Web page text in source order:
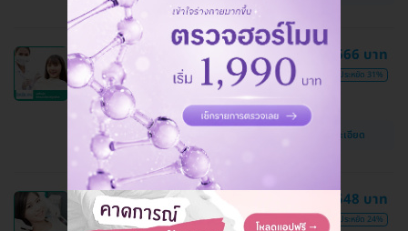
ขูดหินปูน พร้อมเคลือบฟลูออไรด์
Dentajoy
วัฒนา , คันนายาว , บางนา , บางกอกน้อย , หลักสี่ ,
ประเวศ
BTS ทองหล่อ , MRT วงแหวนตะวันออก , MRT
1,666 บาท
2,400 บาท ประหยัด 31%
ดูรายละเอียด
ขูดหินปูน พร้อมขัดฟันด้วยเครื่อง
Airflow ช่วยขจัดคราบติดแน่น
2,548 บาท
3,350 บาท ประหยัด 24%